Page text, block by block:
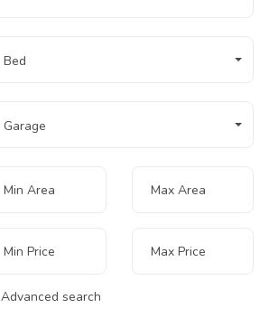
Bed
Garage
Advanced search